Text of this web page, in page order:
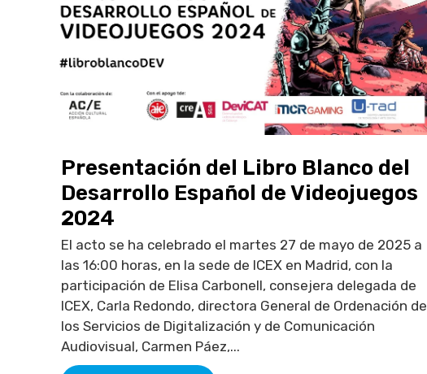
Presentación del Libro Blanco del
Desarrollo Español de Videojuegos
2024
El acto se ha celebrado el martes 27 de mayo de 2025 a
las 16:00 horas, en la sede de ICEX en Madrid, con la
participación de Elisa Carbonell, consejera delegada de
ICEX, Carla Redondo, directora General de Ordenación de
los Servicios de Digitalización y de Comunicación
Audiovisual, Carmen Páez,...